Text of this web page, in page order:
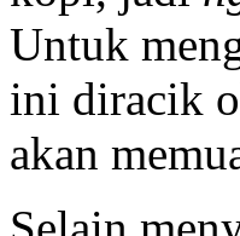
Untuk
ini diracik
akan